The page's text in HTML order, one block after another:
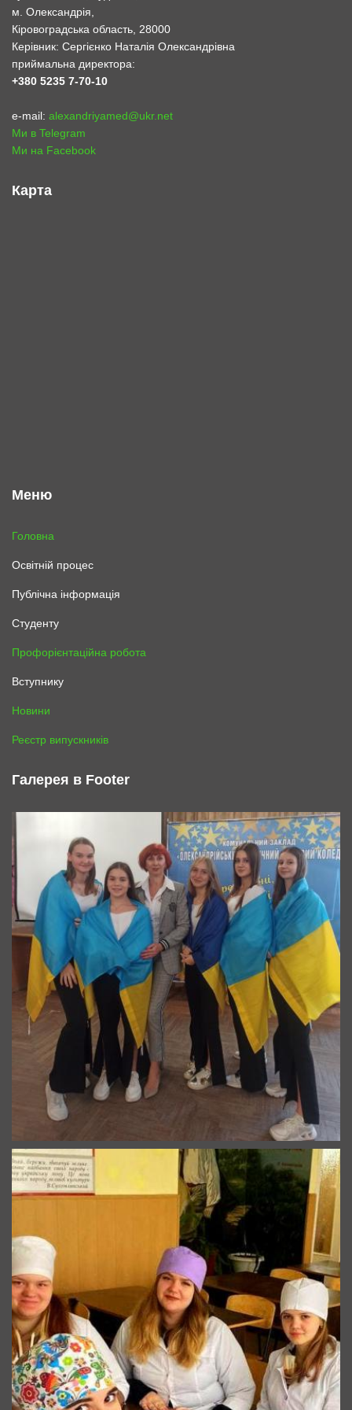
м. Олександрія,
Кіровоградська область, 28000
Керівник: Сергієнко Наталія Олександрівна
приймальна директора:
+380 5235 7-70-10
e-mail: alexandriyamed@ukr.net
Ми в Telegram
Ми на Facebook
Карта
Меню
Головна
Освітній процес
Публічна інформація
Студенту
Профорієнтаційна робота
Вступнику
Новини
Реєстр випускників
Галерея в Footer